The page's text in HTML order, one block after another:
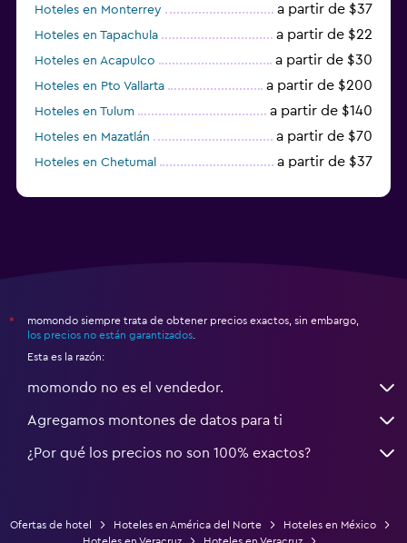
Hoteles en Monterrey a partir de $37
Hoteles en Tapachula a partir de $22
Hoteles en Acapulco a partir de $30
Hoteles en Pto Vallarta a partir de $200
Hoteles en Tulum a partir de $140
Hoteles en Mazatlán a partir de $70
Hoteles en Chetumal a partir de $37
*
momondo siempre trata de obtener precios exactos, sin embargo,
los precios no están garantizados
Esta es la razón:
momondo no es el vendedor.
Agregamos montones de datos para ti
¿Por qué los precios no son 100% exactos?
Ofertas de hotel Hoteles en América del Norte
Hoteles en México